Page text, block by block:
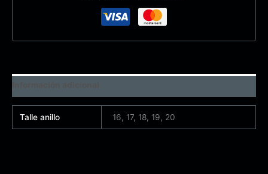
Talle anillo 16, 17, 18, 19, 20